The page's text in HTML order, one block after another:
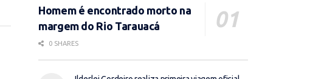
Homem é encontrado morto na
margem do Rio Tarauacá
0 SHARES